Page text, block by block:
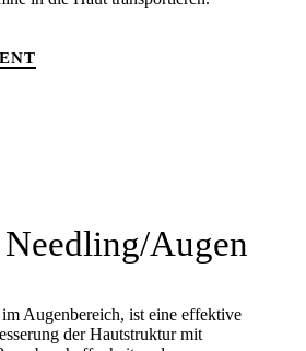
Augen
Augenbereich, ist eine effektive
der Hautstruktur mit